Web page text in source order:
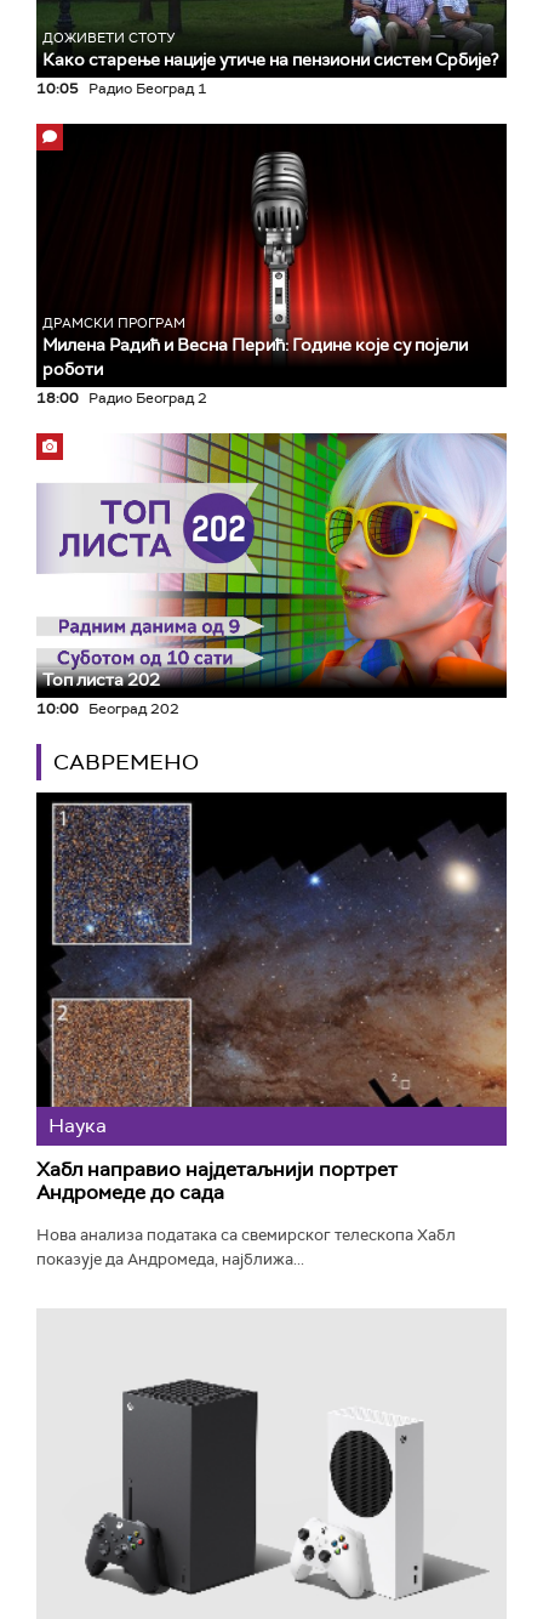
ДОЖИВЕТИ СТОТУ
Како старење нације утиче на пензиони систем Србије?
10:05 Радио Београд 1
ДРАМСКИ ПРОГРАМ
Милена Радић и Весна Перић: Године које су појели
роботи
18:00 Радио Београд 2
Топ листа 202
10:00 Београд 202
САВРЕМЕНО
Наука
Хабл направио најдетаљнији портрет
Андромеде до сада
Нова анализа података са свемирског телескопа Хабл
показује да Андромеда, најближа...